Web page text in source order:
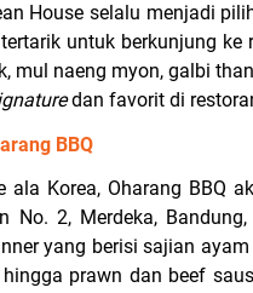
House selalu menjadi
untuk berkunjung
mul naeng myon, galbi
dan favorit di
BBQ
Korea, Oharang BBQ
2, Merdeka,
yang berisi sajian
prawn dan beef